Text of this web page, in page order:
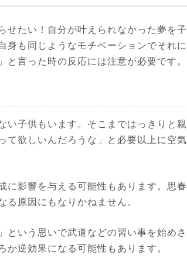
せたい！自分が叶えられなかった夢を子
身も同じようなモチベーションでそれに
言った時の反応には注意が必要です。
い子供もいます。そこまではっきりと親
て欲しいんだろうな」と必要以上に空気
に影響を与える可能性もあります。思春
原因にもなりかねません。
という思いで武道などの習い事を始めさ
逆効果になる可能性もあります。